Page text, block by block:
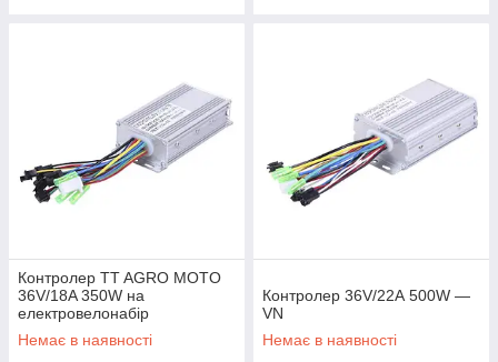
Контролер TT AGRO MOTO
36V/18A 350W на
електровелонабір
Немає в наявності
Контролер 36V/22А 500W —
VN
Немає в наявності